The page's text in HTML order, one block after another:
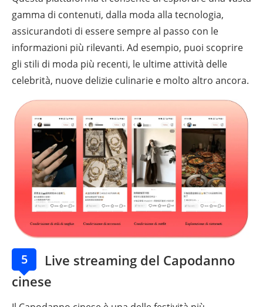
gamma di contenuti, dalla moda alla tecnologia,
assicurandoti di essere sempre al passo con le
informazioni più rilevanti. Ad esempio, puoi scoprire
gli stili di moda più recenti, le ultime attività delle
celebrità, nuove delizie culinarie e molto altro ancora.
5
Live streaming del Capodanno
cinese